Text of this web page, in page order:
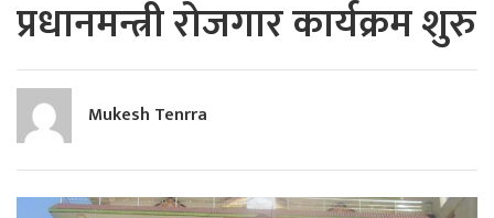
प्रधानमन्त्री रोजगार कार्यक्रम शुरु
Mukesh Tenrra